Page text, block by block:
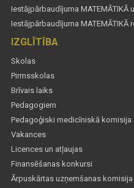
Iestājpārbaudījuma MATEMĀTIKĀ
Iestājpārbaudījuma MATEMĀTIKĀ
IZGLĪTĪBA
Skolas
Pirmsskolas
Brīvais laiks
Pedagogiem
Pedagoģiski medicīniskā komisija
Vakances
Licences un atļaujas
Finansēšanas konkursi
Ārpuskārtas uzņemšanas komisija